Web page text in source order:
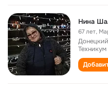
Нина
67 лет,
Техникум